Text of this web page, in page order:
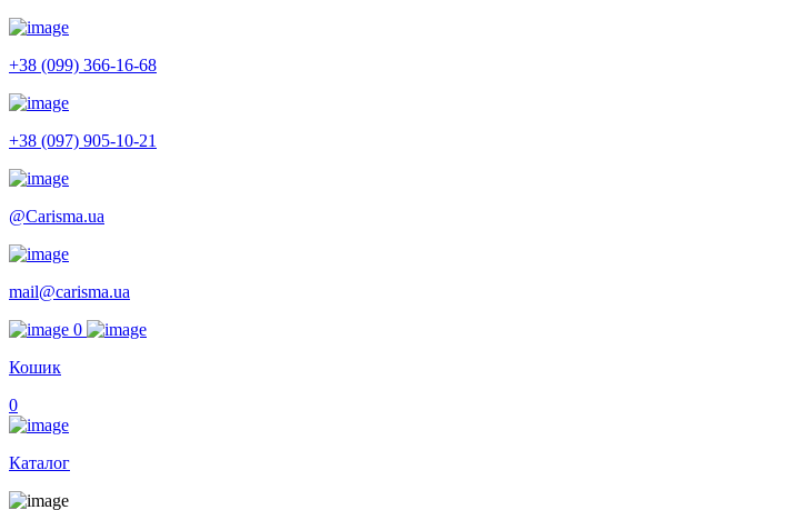
+38 (099) 366-16-68
+38 (097) 905-10-21
@Carisma.ua
mail@carisma.ua
0
Кошик
0
Каталог